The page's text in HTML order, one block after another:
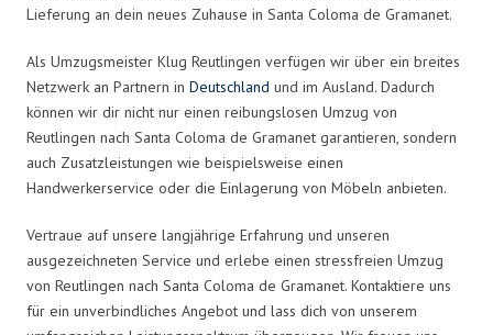
Lieferung an dein neues Zuhause in Santa Coloma de Gramanet.
Als Umzugsmeister Klug Reutlingen verfügen wir über ein breites
Netzwerk an Partnern in Deutschland und im Ausland. Dadurch
können wir dir nicht nur einen reibungslosen Umzug von
Reutlingen nach Santa Coloma de Gramanet garantieren, sondern
auch Zusatzleistungen wie beispielsweise einen
Handwerkerservice oder die Einlagerung von Möbeln anbieten.
Vertraue auf unsere langjährige Erfahrung und unseren
ausgezeichneten Service und erlebe einen stressfreien Umzug
von Reutlingen nach Santa Coloma de Gramanet. Kontaktiere uns
für ein unverbindliches Angebot und lass dich von unserem